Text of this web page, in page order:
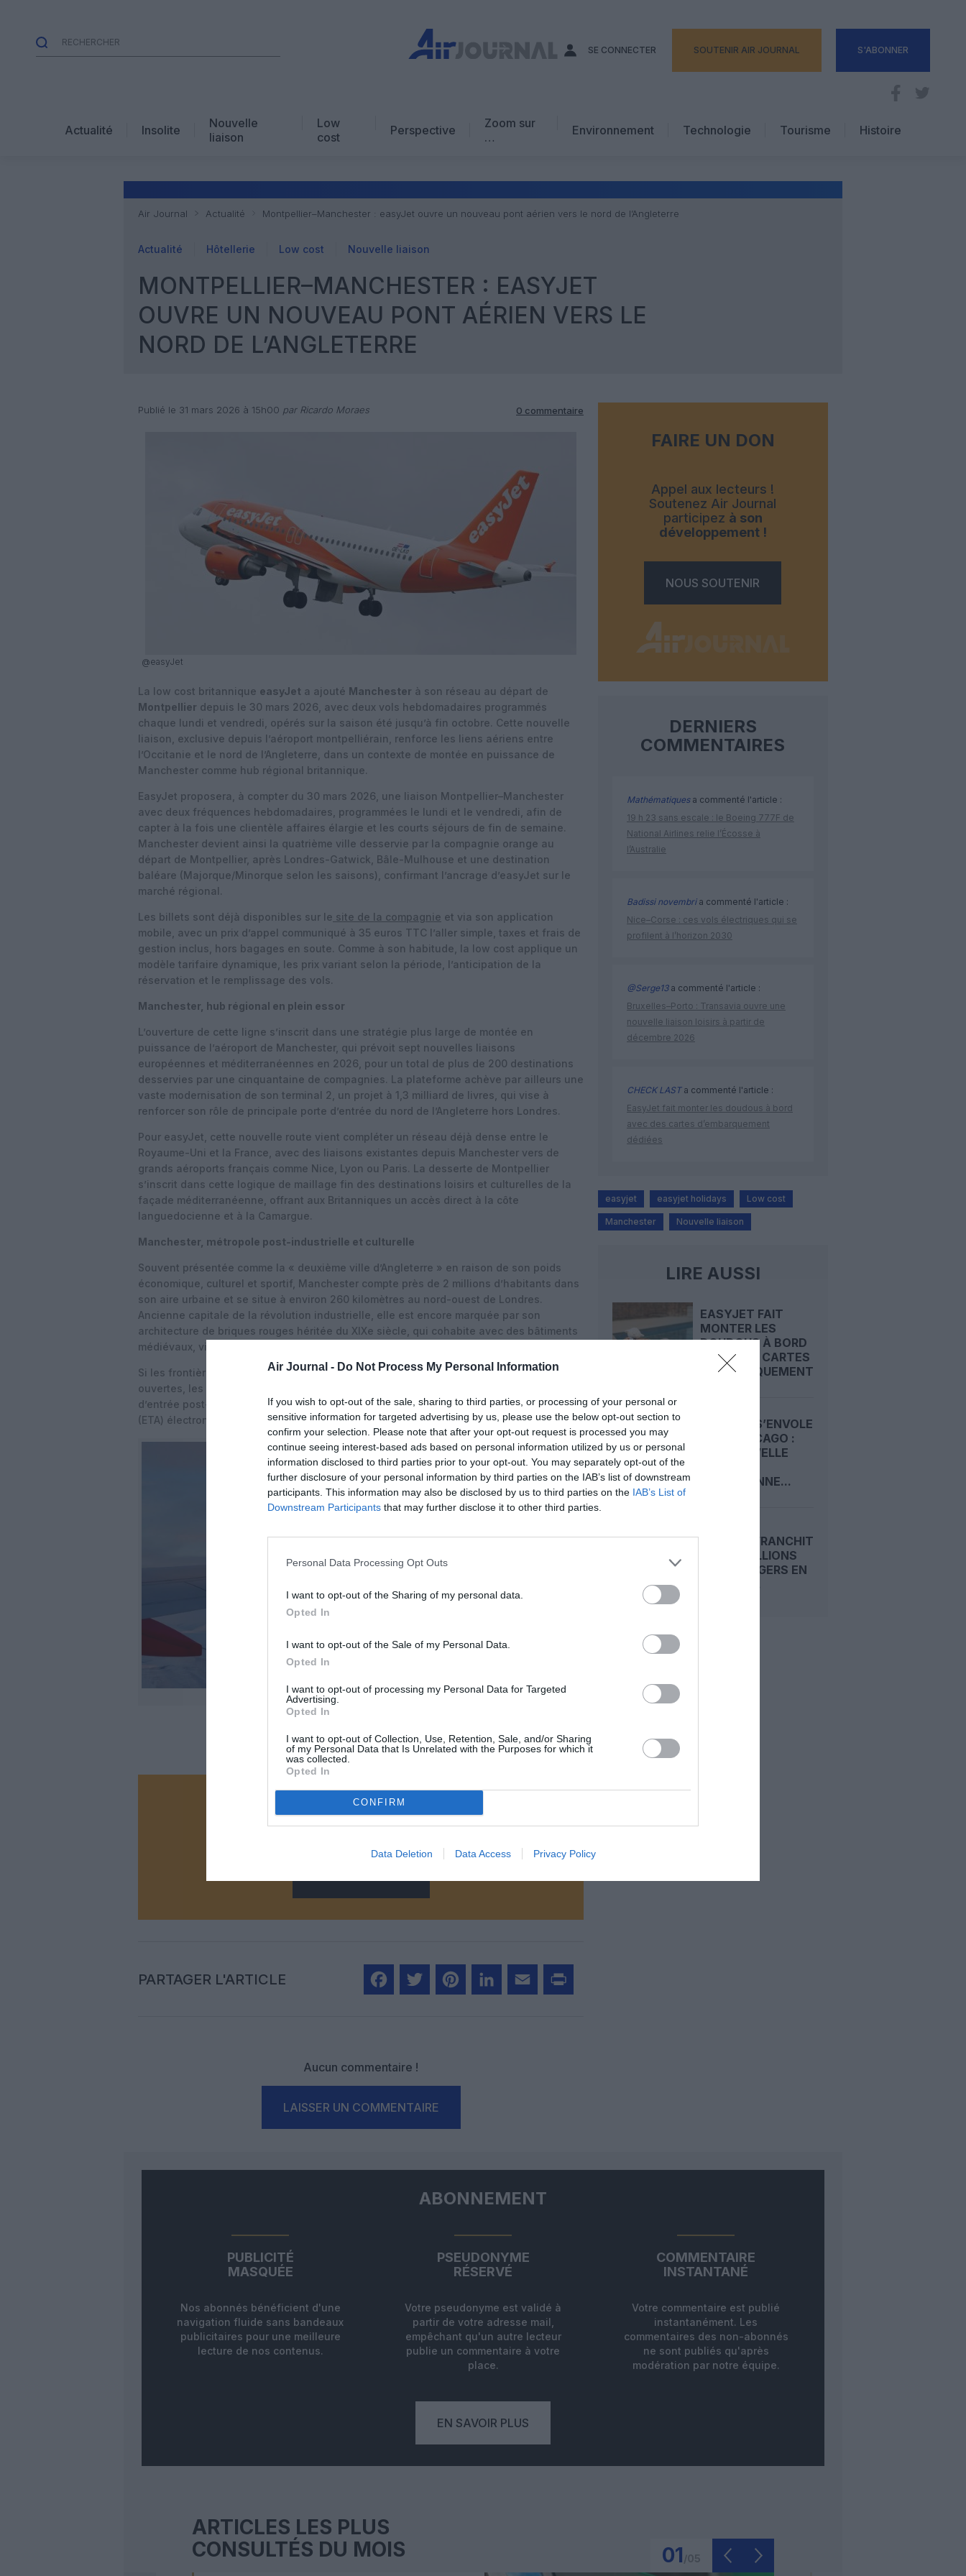
Air Journal - Do Not Process My Personal Information
If you wish to opt-out of the sale, sharing to third parties, or processing of your personal or
sensitive information for targeted advertising by us, please use the below opt-out section to
confirm your selection. Please note that after your opt-out request is processed you may
continue seeing interest-based ads based on personal information utilized by us or personal
information disclosed to third parties prior to your opt-out. You may separately opt-out of the
further disclosure of your personal information by third parties on the IAB’s list of downstream
participants. This information may also be disclosed by us to third parties on the IAB’s List of
Downstream Participants that may further disclose it to other third parties.
Personal Data Processing Opt Outs
I want to opt-out of the Sharing of my personal data.
Opted In
I want to opt-out of the Sale of my Personal Data.
Opted In
I want to opt-out of processing my Personal Data for Targeted
Advertising.
Opted In
I want to opt-out of Collection, Use, Retention, Sale, and/or Sharing
of my Personal Data that Is Unrelated with the Purposes for which it
was collected.
Opted In
CONFIRM
Data Deletion Data Access Privacy Policy
SE CONNECTER SOUTENIR AIR JOURNAL S'ABONNER
Actualité Insolite
Nouvelle
liaison
Low
cost
Perspective
Zoom sur
…
Avis d’expert
Environnement Technologie
Tourisme
Hôtellerie
Histoire
Air Journal Actualité Montpellier–Manchester : easyJet ouvre un nouveau pont aérien vers le nord de l’Angleterre
Actualité Hôtellerie Low cost Nouvelle liaison
MONTPELLIER–MANCHESTER : EASYJET
OUVRE UN NOUVEAU PONT AÉRIEN VERS LE
NORD DE L’ANGLETERRE
Publié le 31 mars 2026 à 15h00 par Ricardo Moraes 0 commentaire
@easyJet
La low cost britannique easyJet a ajouté Manchester à son réseau au départ de
Montpellier depuis le 30 mars 2026, avec deux vols hebdomadaires programmés
chaque lundi et vendredi, opérés sur la saison été jusqu’à fin octobre. Cette nouvelle
liaison, exclusive depuis l’aéroport montpelliérain, renforce les liens aériens entre
l’Occitanie et le nord de l’Angleterre, dans un contexte de montée en puissance de
Manchester comme hub régional britannique.
EasyJet proposera, à compter du 30 mars 2026, une liaison Montpellier–Manchester
avec deux fréquences hebdomadaires, programmées le lundi et le vendredi, afin de
capter à la fois une clientèle affaires élargie et les courts séjours de fin de semaine.
Manchester devient ainsi la quatrième ville desservie par la compagnie orange au
départ de Montpellier, après Londres-Gatwick, Bâle-Mulhouse et une destination
baléare (Majorque/Minorque selon les saisons), confirmant l’ancrage d’easyJet sur le
marché régional.
Les billets sont déjà disponibles sur le site de la compagnie et via son application
mobile, avec un prix d’appel communiqué à 35 euros TTC l’aller simple, taxes et frais de
gestion inclus, hors bagages en soute. Comme à son habitude, la low cost applique un
modèle tarifaire dynamique, les prix variant selon la période, l’anticipation de la
réservation et le remplissage des vols.
Manchester, hub régional en plein essor
L’ouverture de cette ligne s’inscrit dans une stratégie plus large de montée en
puissance de l’aéroport de Manchester, qui prévoit sept nouvelles liaisons
européennes et méditerranéennes en 2026, pour un total de plus de 200 destinations
desservies par une cinquantaine de compagnies. La plateforme achève par ailleurs une
vaste modernisation de son terminal 2, un projet à 1,3 milliard de livres, qui vise à
renforcer son rôle de principale porte d’entrée du nord de l’Angleterre hors Londres.
Pour easyJet, cette nouvelle route vient compléter un réseau déjà dense entre le
Royaume-Uni et la France, avec des liaisons existantes depuis Manchester vers de
grands aéroports français comme Nice, Lyon ou Paris. La desserte de Montpellier
s’inscrit dans cette logique de maillage fin des destinations loisirs et culturelles de la
façade méditerranéenne, offrant aux Britanniques un accès direct à la côte
languedocienne et à la Camargue.
Manchester, métropole post-industrielle et culturelle
Souvent présentée comme la « deuxième ville d’Angleterre » en raison de son poids
économique, culturel et sportif, Manchester compte près de 2 millions d’habitants dans
son aire urbaine et se situe à environ 260 kilomètres au nord-ouest de Londres.
Ancienne capitale de la révolution industrielle, elle est encore marquée par son
architecture de briques rouges héritée du XIXe siècle, qui cohabite avec des bâtiments
médiévaux, victoriens et des tours contemporaines.
Si les frontières aériennes entre la France et le Royaume-Uni restent largement
ouvertes, les voyageurs doivent désormais se conformer aux nouvelles formalités
d’entrée post-Brexit, avec la nécessité de présenter un passeport valide et un e‑visa
(ETA) électronique pour les courts séjours.
@easyJet
Vous avez apprécié l’article ?
Soutenez-nous, faites un don !
PARTAGER L'ARTICLE
Aucun commentaire !
LAISSER UN COMMENTAIRE
FAIRE UN DON
Appel aux lecteurs !
Soutenez Air Journal
participez à son
développement !
NOUS SOUTENIR
DERNIERS
COMMENTAIRES
Mathématiquesa commenté l'article :
19 h 23 sans escale : le Boeing 777F de
National Airlines relie l’Écosse à
l’Australie
Badissi novembria commenté l'article :
Nice–Corse : ces vols électriques qui se
profilent à l’horizon 2030
@Serge13a commenté l'article :
Bruxelles–Porto : Transavia ouvre une
nouvelle liaison loisirs à partir de
décembre 2026
CHECK LASTa commenté l'article :
EasyJet fait monter les doudous à bord
avec des cartes d’embarquement
dédiées
easyjet easyjet holidays Low cost
Manchester Nouvelle liaison
LIRE AUSSI
EASYJET FAIT
MONTER LES
DOUDOUS À BORD
AVEC DES CARTES
D’EMBARQUEMENT...
CONDOR S’ENVOLE
VERS CHICAGO :
UNE NOUVELLE
QUOTIDIENNE...
RYANAIR FRANCHIT
LES 22 MILLIONS
DE PASSAGERS EN
ABONNEMENT
PUBLICITÉ
MASQUÉE
Nos abonnés bénéficient d'une
navigation fluide sans bandeaux
publicitaires pour une meilleure
lecture de nos contenus.
PSEUDONYME
RÉSERVÉ
Votre pseudonyme est validé à
partir de votre adresse mail,
empêchant qu'un autre lecteur
publie un commentaire à votre
place.
COMMENTAIRE
INSTANTANÉ
Votre commentaire est publié
instantanément. Les
commentaires des non-abonnés
ne sont publiés qu'après
modération par notre équipe.
EN SAVOIR PLUS
ARTICLES LES PLUS
CONSULTÉS DU MOIS
01